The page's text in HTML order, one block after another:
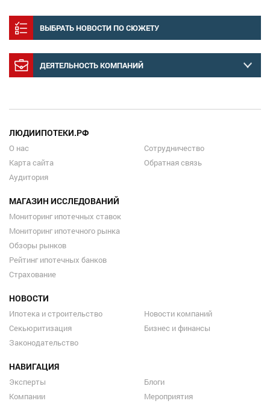
ВЫБРАТЬ НОВОСТИ ПО СЮЖЕТУ
ДЕЯТЕЛЬНОСТЬ КОМПАНИЙ
ЛЮДИИПОТЕКИ.РФ
О нас
Карта сайта
Аудитория
Сотрудничество
Обратная связь
МАГАЗИН ИССЛЕДОВАНИЙ
Мониторинг ипотечных ставок
Мониторинг ипотечного рынка
Обзоры рынков
Рейтинг ипотечных банков
Страхование
НОВОСТИ
Ипотека и строительство
Секьюритизация
Законодательство
Новости компаний
Бизнес и финансы
НАВИГАЦИЯ
Эксперты
Компании
Блоги
Мероприятия